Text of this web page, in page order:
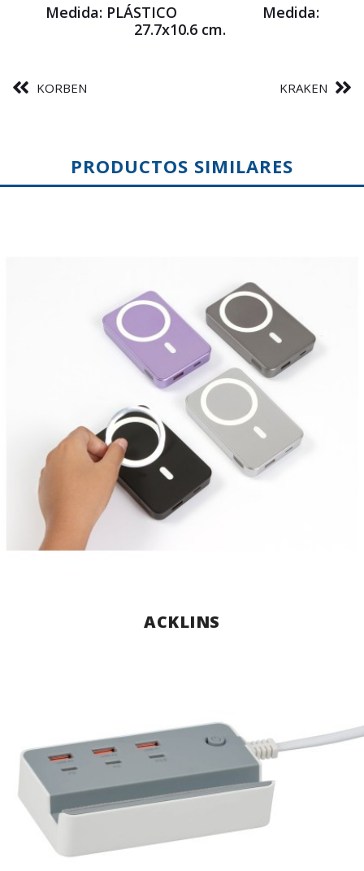
Medida: PLÁSTICO Medida:
27.7x10.6 cm.
KORBEN KRAKEN
PRODUCTOS SIMILARES
ACKLINS